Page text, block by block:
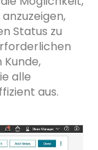
Status zu
alle
aus.